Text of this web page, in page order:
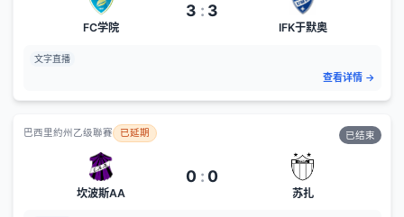
FC学院
3 : 3
IFK于默奥
文字直播
查看详情→
巴西里約州乙级聯賽 已延期 已结束
坎波斯AA
0 : 0
苏扎